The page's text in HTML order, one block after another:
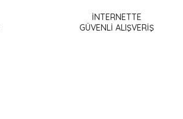
eksik bilgiler bulunuyor.
hatalar bulunuyor.
İNTERNETTE
GÜVENLİ ALIŞVERİŞ